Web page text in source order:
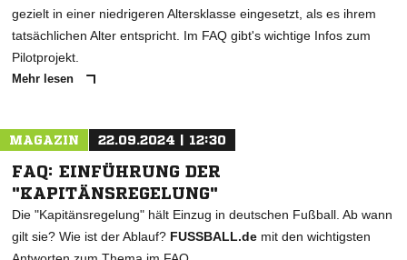
gezielt in einer niedrigeren Altersklasse eingesetzt, als es ihrem
tatsächlichen Alter entspricht. Im FAQ gibt's wichtige Infos zum
Pilotprojekt.
Mehr lesen
MAGAZIN 22.09.2024 | 12:30
FAQ: EINFÜHRUNG DER
"KAPITÄNSREGELUNG"
Die "Kapitänsregelung" hält Einzug in deutschen Fußball. Ab wann
gilt sie? Wie ist der Ablauf? FUSSBALL.de mit den wichtigsten